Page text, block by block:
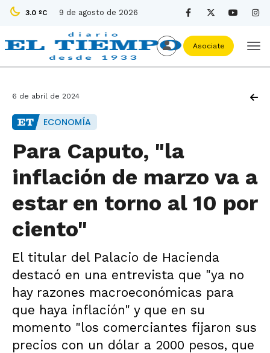
3.0 ºC 9 de agosto de 2026
Asociate
6 de abril de 2024
ECONOMÍA
Para Caputo, "la
inflación de marzo va a
estar en torno al 10 por
ciento"
El titular del Palacio de Hacienda
destacó en una entrevista que "ya no
hay razones macroeconómicas para
que haya inflación" y que en su
momento "los comerciantes fijaron sus
precios con un dólar a 2000 pesos, que